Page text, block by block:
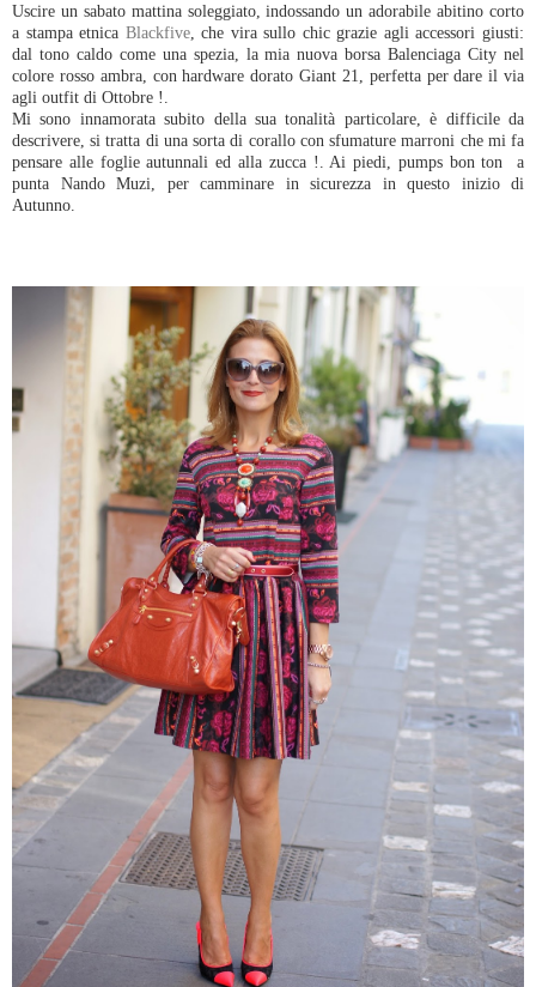
Uscire un sabato mattina soleggiato, indossando un adorabile abitino corto
a stampa etnica Blackfive, che vira sullo chic grazie agli accessori giusti:
dal tono caldo come una spezia, la mia nuova borsa Balenciaga City nel
colore rosso ambra, con hardware dorato Giant 21, perfetta per dare il via
agli outfit di Ottobre !.
Mi sono innamorata subito della sua tonalità particolare, è difficile da
descrivere, si tratta di una sorta di corallo con sfumature marroni che mi fa
pensare alle foglie autunnali ed alla zucca !. Ai piedi, pumps bon ton a
punta Nando Muzi, per camminare in sicurezza in questo inizio di
Autunno.